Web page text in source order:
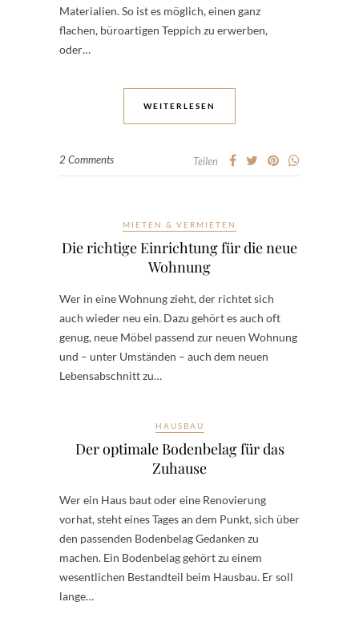
Materialien. So ist es möglich, einen ganz
flachen, büroartigen Teppich zu erwerben,
oder…
WEITERLESEN
2 Comments Teilen
MIETEN & VERMIETEN
Die richtige Einrichtung für die neue
Wohnung
Wer in eine Wohnung zieht, der richtet sich
auch wieder neu ein. Dazu gehört es auch oft
genug, neue Möbel passend zur neuen Wohnung
und – unter Umständen – auch dem neuen
Lebensabschnitt zu…
HAUSBAU
Der optimale Bodenbelag für das
Zuhause
Wer ein Haus baut oder eine Renovierung
vorhat, steht eines Tages an dem Punkt, sich über
den passenden Bodenbelag Gedanken zu
machen. Ein Bodenbelag gehört zu einem
wesentlichen Bestandteil beim Hausbau. Er soll
lange…